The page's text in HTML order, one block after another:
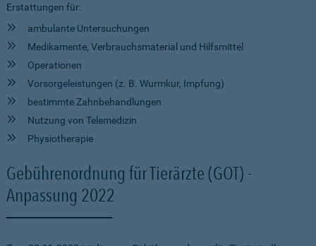
Erstattungen für:
ambulante Untersuchungen
Medikamente, Verbrauchsmaterial und Hilfsmittel
Operationen
Vorsorgeleistungen (z. B. Wurmkur, Impfung)
bestimmte Zahnbehandlungen
Nutzung von Telemedizin
Physiotherapie
Gebührenordnung für Tierärzte (GOT) -
Anpassung 2022